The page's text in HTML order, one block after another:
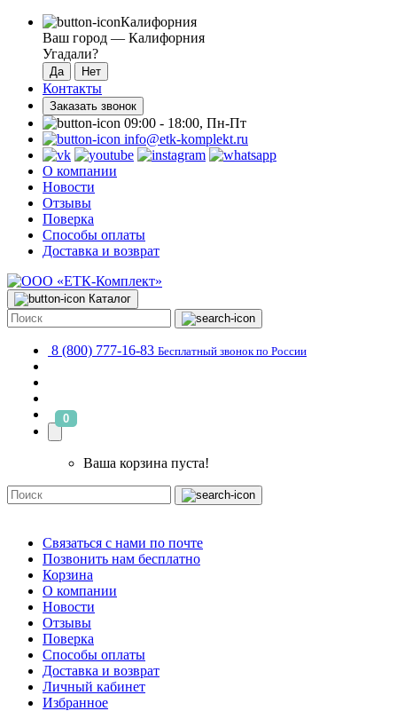
Калифорния
Ваш город — Калифорния
Угадали?
Контакты
Заказать звонок
09:00 - 18:00, Пн-Пт
info@etk-komplekt.ru
О компании
Новости
Отзывы
Поверка
Способы оплаты
Доставка и возврат
Каталог
8 (800) 777-16-83 Бесплатный звонок по России
0
Ваша корзина пуста!
Связаться с нами по почте
Позвонить нам бесплатно
Корзина
О компании
Новости
Отзывы
Поверка
Способы оплаты
Доставка и возврат
Личный кабинет
Избранное